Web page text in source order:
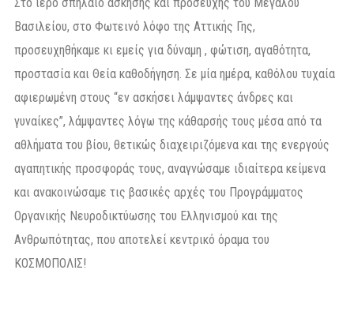
Στο ιερό σπήλαιο άσκησης και προσευχής του Μεγάλου
Βασιλείου, στο Φωτεινό λόφο της Αττικής Γης,
προσευχηθήκαμε κι εμείς για δύναμη , φώτιση, αγαθότητα,
προστασία και Θεία καθοδήγηση. Σε μία ημέρα, καθόλου τυχαία
αφιερωμένη στους “εν ασκήσει λάμψαντες άνδρες και
γυναίκες”, λάμψαντες λόγω της κάθαρσής τους μέσα από τα
αθλήματα του βίου, θετικώς διαχειριζόμενα και της ενεργούς
αγαπητικής προσφοράς τους, αναγνώσαμε ιδιαίτερα κείμενα
και ανακοινώσαμε τις βασικές αρχές του Προγράμματος
Οργανικής Νευροδικτύωσης του Ελληνισμού και της
Ανθρωπότητας, που αποτελεί κεντρικό όραμα του
ΚΟΣΜΟΠΟΛΙΣ!